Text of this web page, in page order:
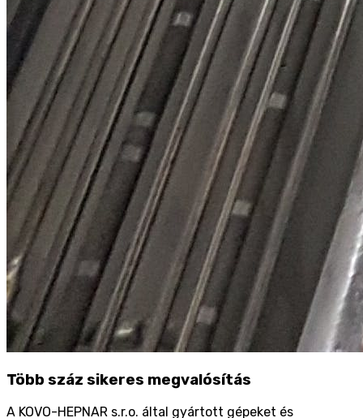
Több száz sikeres megvalósítás
A KOVO-HEPNAR s.r.o. által gyártott gépeket és